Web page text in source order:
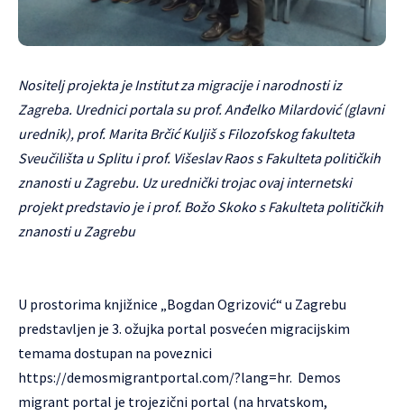
Nositelj projekta je Institut za migracije i narodnosti iz
Zagreba. Urednici portala su prof. Anđelko Milardović (glavni
urednik), prof. Marita Brčić Kuljiš s Filozofskog fakulteta
Sveučilišta u Splitu i prof. Višeslav Raos s Fakulteta političkih
znanosti u Zagrebu. Uz urednički trojac ovaj internetski
projekt predstavio je i prof. Božo Skoko s Fakulteta političkih
znanosti u Zagrebu
U prostorima knjižnice „Bogdan Ogrizović“ u Zagrebu
predstavljen je 3. ožujka portal posvećen migracijskim
temama dostupan na poveznici
https://demosmigrantportal.com/?lang=hr. Demos
migrant portal je trojezični portal (na hrvatskom,